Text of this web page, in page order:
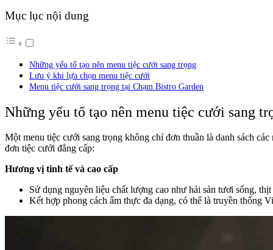
Mục lục nội dung
Những yếu tố tạo nên menu tiệc cưới sang trọng
Lưu ý khi lựa chọn menu tiệc cưới
Menu tiệc cưới sang trọng tại Chạm Bistro Garden
Những yếu tố tạo nên menu tiệc cưới sang
Một menu tiệc cưới sang trọng không chỉ đơn thuần là danh sách
đơn tiệc cưới đẳng cấp:
Hương vị tinh tế và cao cấp
Sử dụng nguyên liệu chất lượng cao như hải sản tươi sống,
Kết hợp phong cách ẩm thực đa dạng, có thể là truyền thống